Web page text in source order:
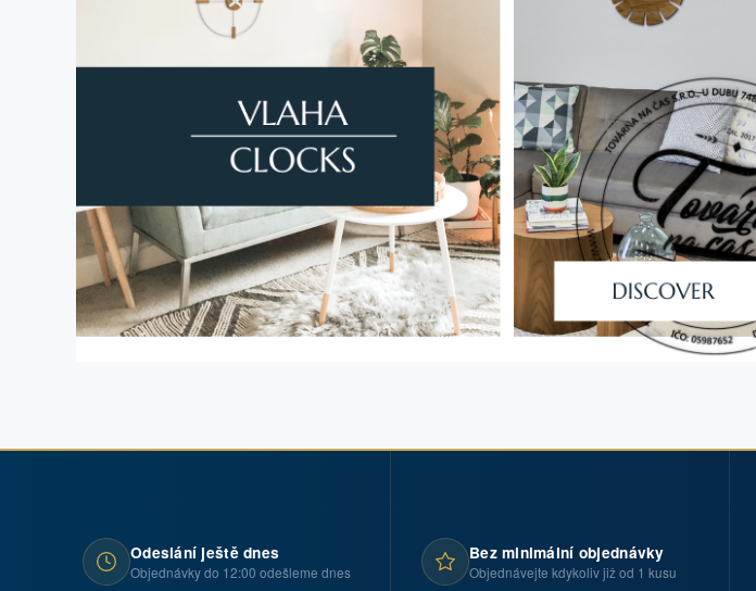
Odeslání ještě dnes
Objednávky do 12:00 odešleme dnes
Bez minimální objednávky
Objednávejte kdykoliv již od 1 kusu